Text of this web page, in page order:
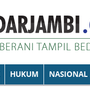
HUKUM NASIONAL